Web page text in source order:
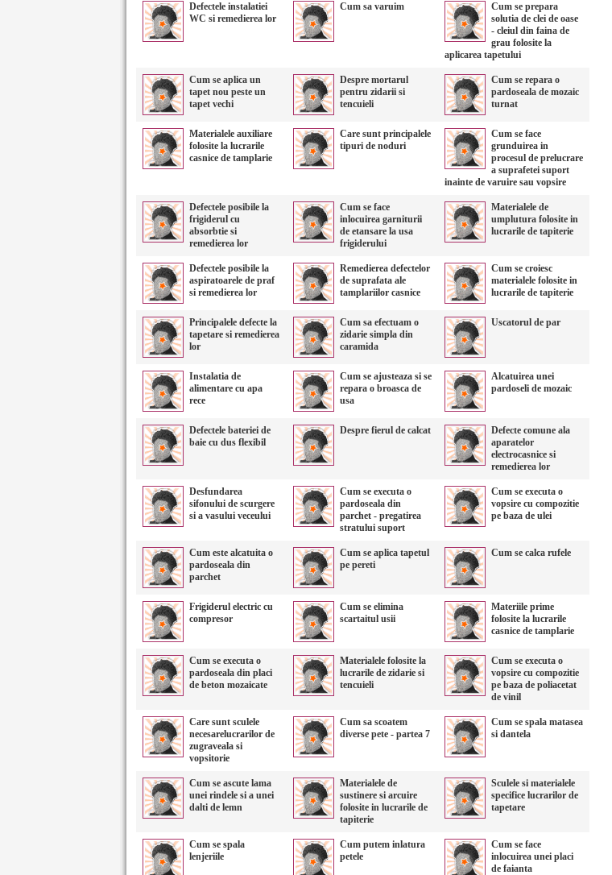
Defectele instalatiei
WC si remedierea lor
Cum sa varuim
Cum se prepara
solutia de clei de oase
- cleiul din faina de
grau folosite la
aplicarea tapetului
Cum se aplica un
tapet nou peste un
tapet vechi
Despre mortarul
pentru zidarii si
tencuieli
Cum se repara o
pardoseala de mozaic
turnat
Materialele auxiliare
folosite la lucrarile
casnice de tamplarie
Care sunt principalele
tipuri de noduri
Cum se face
grunduirea in
procesul de prelucrare
a suprafetei suport
inainte de varuire sau vopsire
Defectele posibile la
frigiderul cu
absorbtie si
remedierea lor
Cum se face
inlocuirea garniturii
de etansare la usa
frigiderului
Materialele de
umplutura folosite in
lucrarile de tapiterie
Defectele posibile la
aspiratoarele de praf
si remedierea lor
Remedierea defectelor
de suprafata ale
tamplariilor casnice
Cum se croiesc
materialele folosite in
lucrarile de tapiterie
Principalele defecte la
tapetare si remedierea
lor
Cum sa efectuam o
zidarie simpla din
caramida
Uscatorul de par
Instalatia de
alimentare cu apa
rece
Cum se ajusteaza si se
repara o broasca de
usa
Alcatuirea unei
pardoseli de mozaic
Defectele bateriei de
baie cu dus flexibil
Despre fierul de calcat
Defecte comune ala
aparatelor
electrocasnice si
remedierea lor
Desfundarea
sifonului de scurgere
si a vasului veceului
Cum se executa o
pardoseala din
parchet - pregatirea
stratului suport
Cum se executa o
vopsire cu compozitie
pe baza de ulei
Cum este alcatuita o
pardoseala din
parchet
Cum se aplica tapetul
pe pereti
Cum se calca rufele
Frigiderul electric cu
compresor
Cum se elimina
scartaitul usii
Materiile prime
folosite la lucrarile
casnice de tamplarie
Cum se executa o
pardoseala din placi
de beton mozaicate
Materialele folosite la
lucrarile de zidarie si
tencuieli
Cum se executa o
vopsire cu compozitie
pe baza de poliacetat
de vinil
Care sunt sculele
necesarelucrarilor de
zugraveala si
vopsitorie
Cum sa scoatem
diverse pete - partea 7
Cum se spala matasea
si dantela
Cum se ascute lama
unei rindele si a unei
dalti de lemn
Materialele de
sustinere si arcuire
folosite in lucrarile de
tapiterie
Sculele si materialele
specifice lucrarilor de
tapetare
Cum se spala
lenjeriile
Cum putem inlatura
petele
Cum se face
inlocuirea unei placi
de faianta